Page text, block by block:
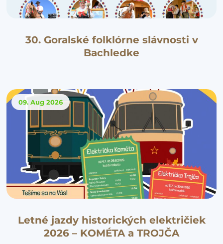
30. Goralské folklórne slávnosti v
Bachledke
09. Aug 2026
Letné jazdy historických električiek
2026 – KOMÉTA a TROJČA